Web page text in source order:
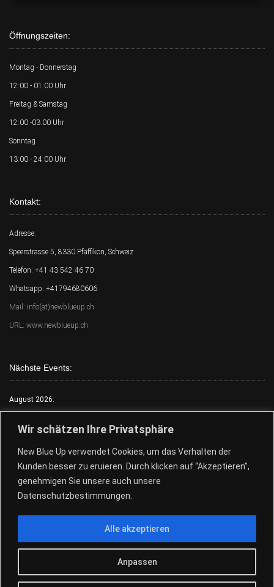
Wir schätzen Ihre Privatsphäre
New Blue Up verwendet Cookies, um das Verhalten der
Kunden besser zu eruieren. Durch klicken auf “Akzeptieren”,
genehmigen Sie unsere auch unsere
Datenschutzbestimmungen.
Anpassen
Alle akzeptieren
Öffnungszeiten:
Montag - Donnerstag
12:00 - 01:00 Uhr
Freitag & Samstag
12:00 -03:00 Uhr
Sonntag
13:00 - 24:00 Uhr
Kontakt:
Adresse:
Speerstrasse 5, 8330 Pfäffikon, Schweiz
Telefon: +41 43 542 46 70
Whatsapp: +41794680606
Mail: info(at)newblueup.ch
URL: www.newblueup.ch
Nächste Events:
August 2026:
Mi.:FKK Tag
Fr.:FKK Tag
28.+29.08.Pool Party
© 2026New Blue Up - Sauna Club |Design by